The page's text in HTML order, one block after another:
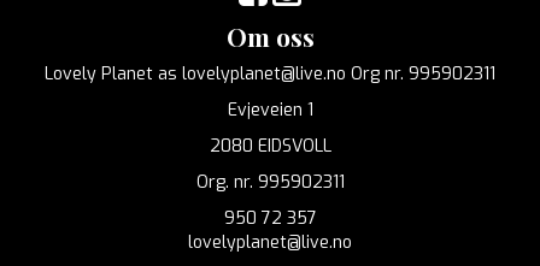
Om oss
Lovely Planet as lovelyplanet@live.no Org nr. 995902311
Evjeveien 1
2080 EIDSVOLL
Org. nr. 995902311
950 72 357
lovelyplanet@live.no